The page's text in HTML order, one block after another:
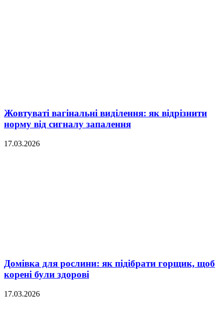
Жовтуваті вагінальні виділення: як відрізнити
норму від сигналу запалення
17.03.2026
Домівка для рослини: як підібрати горщик, щоб
корені були здорові
17.03.2026